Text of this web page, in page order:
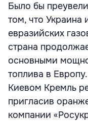
Было бы
том, что Украина
евразийских
страна
основными
топлива в
Киевом Кремль
пригласив
компании